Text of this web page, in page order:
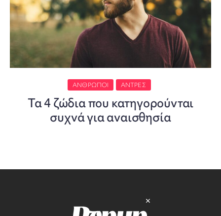
ΆΝΘΡΩΠΟΙ ΆΝΤΡΕΣ
Τα 4 ζώδια που κατηγορούνται
συχνά για αναισθησία